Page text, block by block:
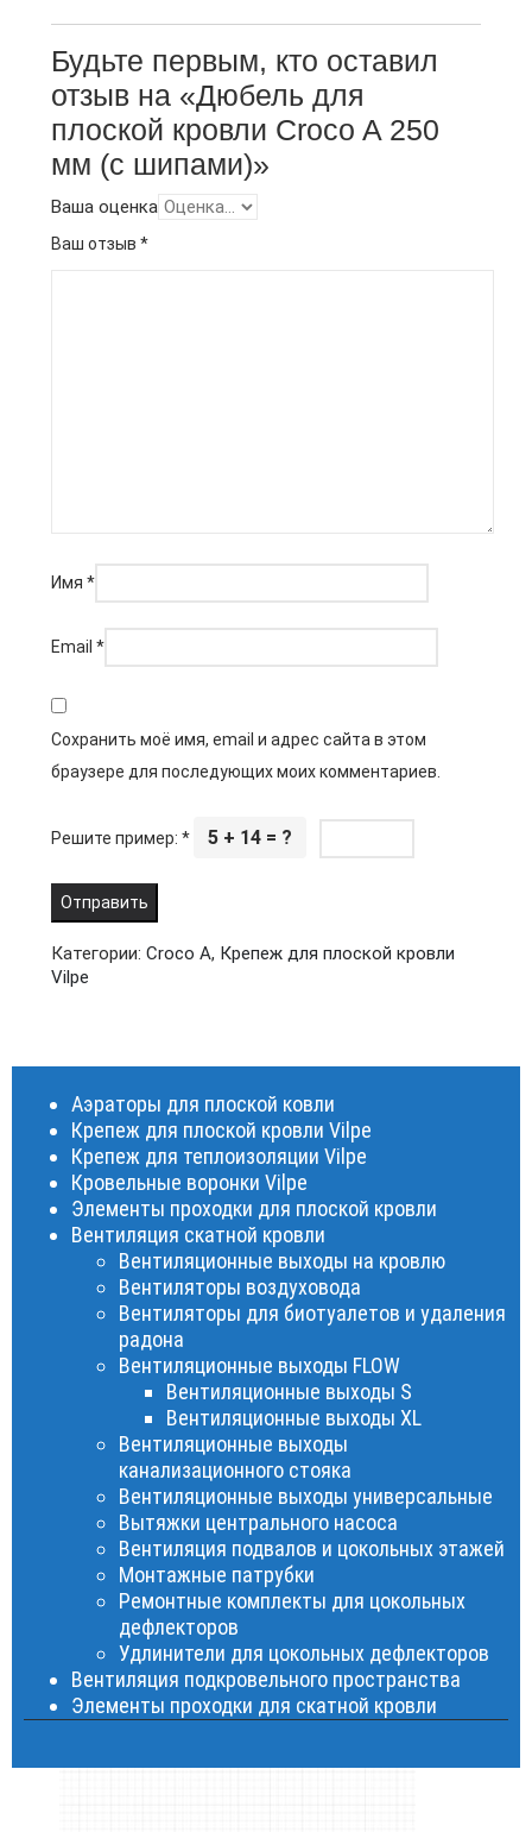
Будьте первым, кто оставил
отзыв на «Дюбель для
плоской кровли Croco A 250
мм (с шипами)»
Ваша оценка
Ваш отзыв *
Имя *
Email *
Сохранить моё имя, email и адрес сайта в этом
браузере для последующих моих комментариев.
Решите пример: * 5 + 14 = ?
Категории: Croco A, Крепеж для плоской кровли
Vilpe
Аэраторы для плоской ковли
Крепеж для плоской кровли Vilpe
Крепеж для теплоизоляции Vilpe
Кровельные воронки Vilpe
Элементы проходки для плоской кровли
Вентиляция скатной кровли
Вентиляционные выходы на кровлю
Вентиляторы воздуховода
Вентиляторы для биотуалетов и удаления
радона
Вентиляционные выходы FLOW
Вентиляционные выходы S
Вентиляционные выходы XL
Вентиляционные выходы
канализационного стояка
Вентиляционные выходы универсальные
Вытяжки центрального насоса
Вентиляция подвалов и цокольных этажей
Монтажные патрубки
Ремонтные комплекты для цокольных
дефлекторов
Удлинители для цокольных дефлекторов
Вентиляция подкровельного пространства
Элементы проходки для скатной кровли